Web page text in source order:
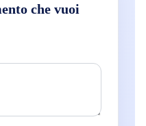
che vuoi